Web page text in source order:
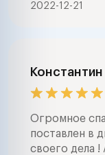
2022-12-21
Константин
Огромное
поставлен в
своего дела